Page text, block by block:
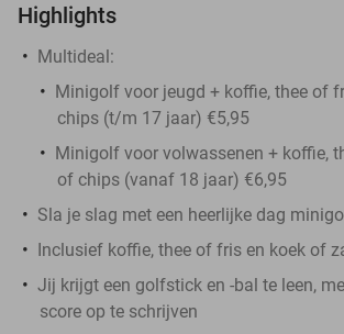
Highlights
Multideal:
Minigolf voor jeugd + koffie, thee of
chips (t/m 17 jaar) €5,95
Minigolf voor volwassenen + koffie,
of chips (vanaf 18 jaar) €6,95
Sla je slag met een heerlijke dag
Inclusief koffie, thee of fris en koek of
Jij krijgt een golfstick en -bal te leen,
score op te schrijven